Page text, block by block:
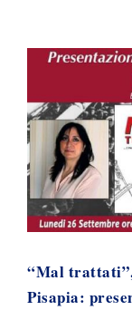
“Mal
Pisapia: